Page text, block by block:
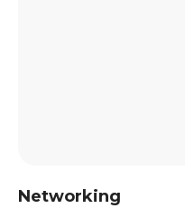
Networking